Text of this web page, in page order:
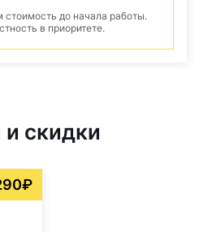
стоимость до начала работы.
в приоритете.
скидки